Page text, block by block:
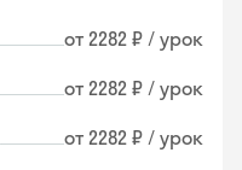
от 2282 ₽ / урок
от 2282 ₽ / урок
от 2282 ₽ / урок